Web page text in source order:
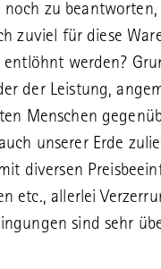
noch zu
zuviel für diese
entlöhnt werden?
der Leistung,
Menschen
unserer Erde
diversen
etc., allerlei
sind sehr